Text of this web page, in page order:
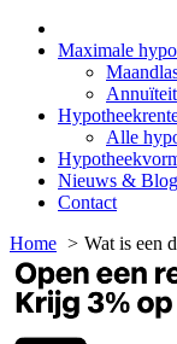
Maximale
Alle
Nieuws & Blog
Contact
Home
Wat is een